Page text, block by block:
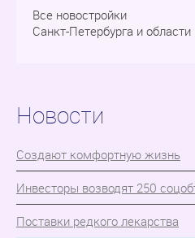
Все новостройки
Санкт-Петербурга и области
Новости
Cоздают комфортную жизнь
Инвесторы возводят 250
Поставки редкого лекарства